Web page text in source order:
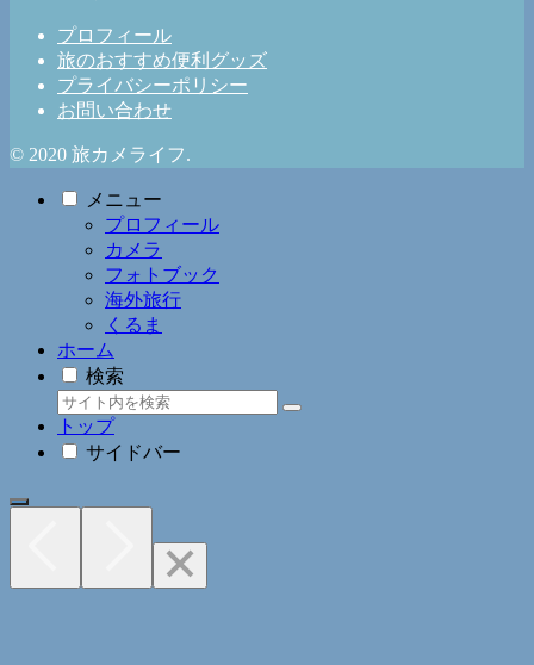
プロフィール
旅のおすすめ便利グッズ
プライバシーポリシー
お問い合わせ
© 2020 旅カメライフ.
メニュー
プロフィール
カメラ
フォトブック
海外旅行
くるま
ホーム
検索
トップ
サイドバー